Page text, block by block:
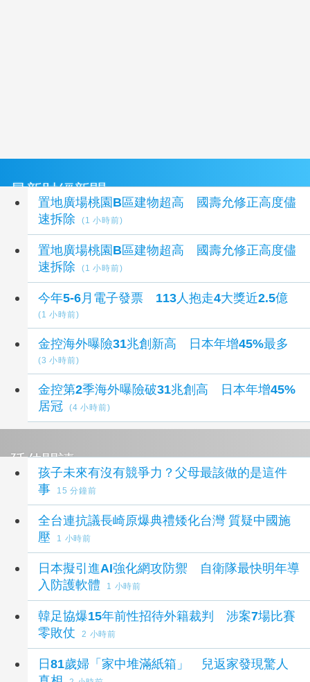
最新財經新聞
置地廣場桃園B區建物超高 國壽允修正高度儘
速拆除
(1 小時前)
置地廣場桃園B區建物超高 國壽允修正高度儘
速拆除
(1 小時前)
今年5-6月電子發票 113人抱走4大獎近2.5億
(1 小時前)
金控海外曝險31兆創新高 日本年增45%最多
(3 小時前)
金控第2季海外曝險破31兆創高 日本年增45%
居冠
(4 小時前)
延伸閱讀
孩子未來有沒有競爭力？父母最該做的是這件
事
15 分鐘前
全台連抗議長崎原爆典禮矮化台灣 質疑中國施
壓
1 小時前
日本擬引進AI強化網攻防禦 自衛隊最快明年導
入防護軟體
1 小時前
韓足協爆15年前性招待外籍裁判 涉案7場比賽
零敗仗
2 小時前
日81歲婦「家中堆滿紙箱」 兒返家發現驚人